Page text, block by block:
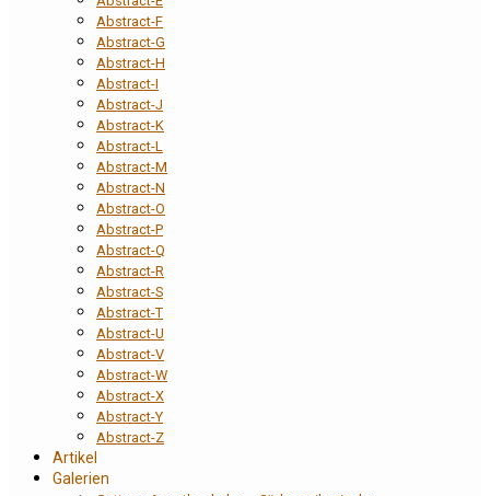
Abstract-F
Abstract-G
Abstract-H
Abstract-I
Abstract-J
Abstract-K
Abstract-L
Abstract-M
Abstract-N
Abstract-O
Abstract-P
Abstract-Q
Abstract-R
Abstract-S
Abstract-T
Abstract-U
Abstract-V
Abstract-W
Abstract-X
Abstract-Y
Abstract-Z
Artikel
Galerien